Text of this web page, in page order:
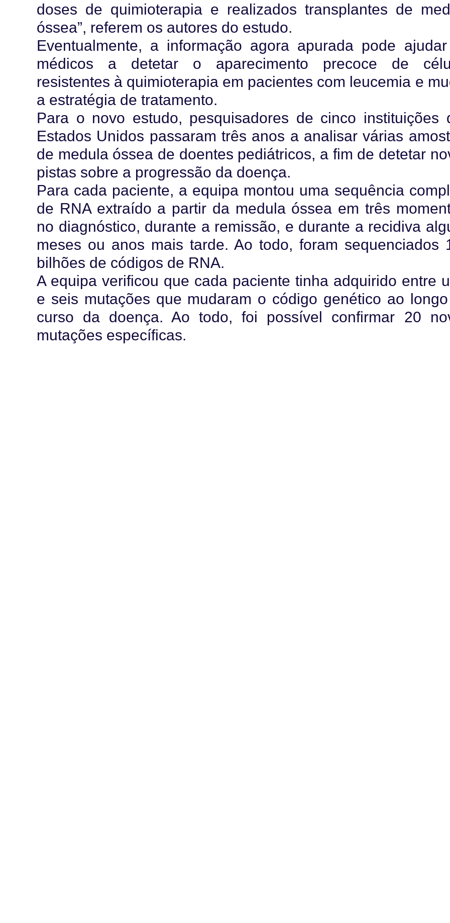
doses de quimioterapia e realizados transplantes de
óssea”, referem os autores do estudo.
Eventualmente, a informação agora apurada pode
médicos a detetar o aparecimento precoce de
resistentes à quimioterapia em pacientes com leucemia e
a estratégia de tratamento.
Para o novo estudo, pesquisadores de cinco instituições
Estados Unidos passaram três anos a analisar várias
de medula óssea de doentes pediátricos, a fim de detetar
pistas sobre a progressão da doença.
Para cada paciente, a equipa montou uma sequência
de RNA extraído a partir da medula óssea em três
no diagnóstico, durante a remissão, e durante a recidiva
meses ou anos mais tarde. Ao todo, foram sequenciados
bilhões de códigos de RNA.
A equipa verificou que cada paciente tinha adquirido entre
e seis mutações que mudaram o código genético ao
curso da doença. Ao todo, foi possível confirmar 20
mutações específicas.